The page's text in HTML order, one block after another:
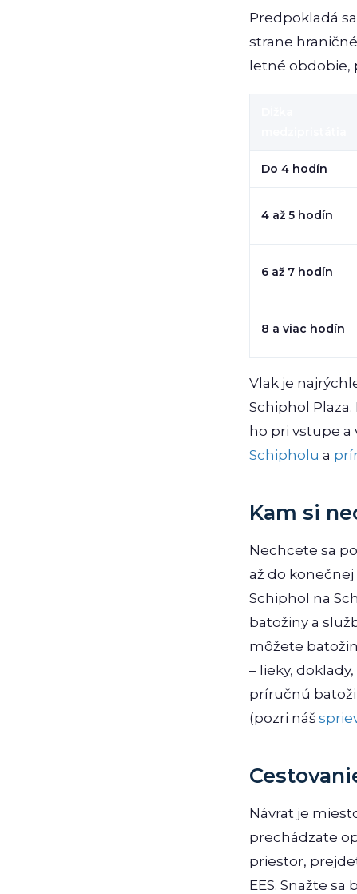
Predpokladá
strane
letné obdobie,
Do 4 hodín
4 až 5 hodín
6 až 7 hodín
8 a viac hodín
Vlak je
Schiphol
ho pri vstupe
Schipholu a
Kam si
Nechcete sa
až do
Schiphol na
batožiny a
môžete
– lieky,
príručnú
(pozri náš
Návrat je
prechádzate
priestor,
EES. Snažte